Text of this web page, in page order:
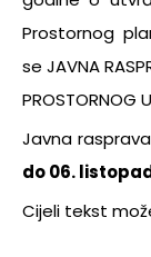
Prostornog
se JAVNA
PROSTORNOG
Javna
do 06.
Cijeli tekst